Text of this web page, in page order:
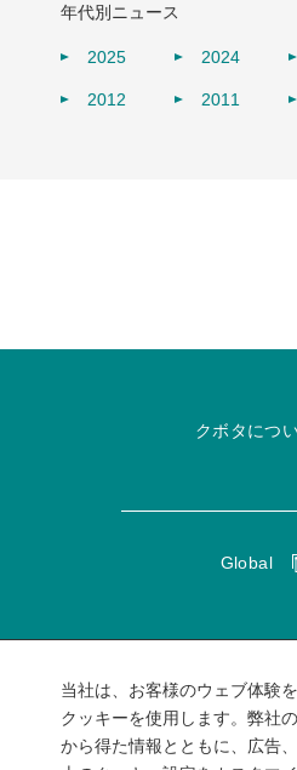
年代別ニュース
2025 2024
2012 2011
クボタにつ
Global
当社は、お客様のウェブ体験
クッキーを使用します。弊社
から得た情報とともに、広告